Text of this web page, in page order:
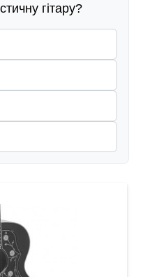
гітару?